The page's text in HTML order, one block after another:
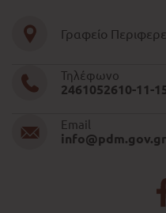
Γραφείο
Τηλέφωνο
2461052610-11-
Email
info@pdm.gov.gr